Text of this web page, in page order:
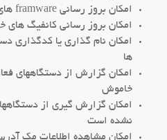
امکان بروز رسانی framware های دستگاهها توسط سامانه
امکان بروز رسانی کانفیگ
امکان نام گذاری یا کدگذاری
ها
امکان گزارش از دستگاههای
خاموش
نشده است
امکان مشاهده اطلاعات مک